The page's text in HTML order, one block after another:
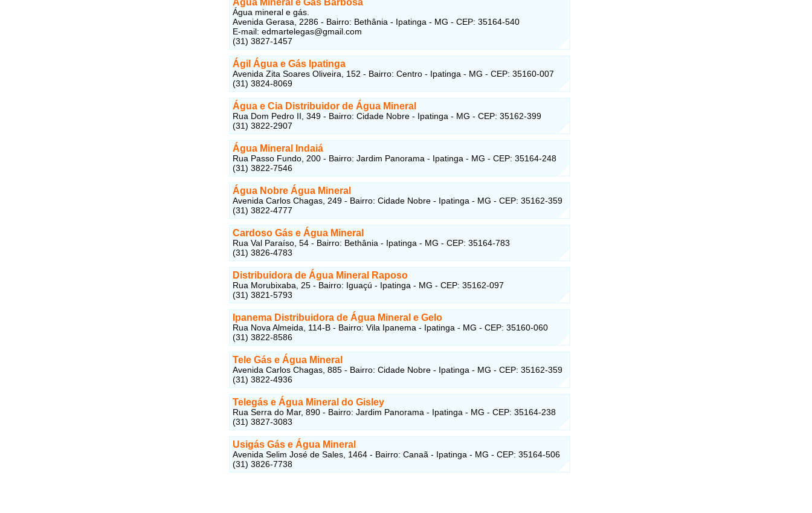
Água Mineral e Gás Barbosa
Água mineral e gás.
Avenida Gerasa, 2286 - Bairro: Bethânia - Ipatinga - MG - CEP: 35164-540
E-mail: edmartelegas@gmail.com
(31) 3827-1457
Ágil Água e Gás Ipatinga
Avenida Zita Soares Oliveira, 152 - Bairro: Centro - Ipatinga - MG - CEP: 35160-007
(31) 3824-8069
Água e Cia Distribuidor de Água Mineral
Rua Dom Pedro II, 349 - Bairro: Cidade Nobre - Ipatinga - MG - CEP: 35162-399
(31) 3822-2907
Água Mineral Indaiá
Rua Passo Fundo, 200 - Bairro: Jardim Panorama - Ipatinga - MG - CEP: 35164-248
(31) 3822-7546
Água Nobre Água Mineral
Avenida Carlos Chagas, 249 - Bairro: Cidade Nobre - Ipatinga - MG - CEP: 35162-359
(31) 3822-4777
Cardoso Gás e Água Mineral
Rua Val Paraíso, 54 - Bairro: Bethânia - Ipatinga - MG - CEP: 35164-783
(31) 3826-4783
Distribuidora de Água Mineral Raposo
Rua Morubixaba, 25 - Bairro: Iguaçú - Ipatinga - MG - CEP: 35162-097
(31) 3821-5793
Ipanema Distribuidora de Água Mineral e Gelo
Rua Nova Almeida, 114-B - Bairro: Vila Ipanema - Ipatinga - MG - CEP: 35160-060
(31) 3822-8586
Tele Gás e Água Mineral
Avenida Carlos Chagas, 885 - Bairro: Cidade Nobre - Ipatinga - MG - CEP: 35162-359
(31) 3822-4936
Telegás e Água Mineral do Gisley
Rua Serra do Mar, 890 - Bairro: Jardim Panorama - Ipatinga - MG - CEP: 35164-238
(31) 3827-3083
Usigás Gás e Água Mineral
Avenida Selim José de Sales, 1464 - Bairro: Canaã - Ipatinga - MG - CEP: 35164-506
(31) 3826-7738